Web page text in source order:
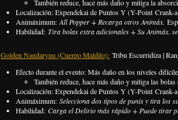
​También reduce, hace más daño y mitiga la
Localización: Expendekai de Puntos Y (Y-Point Crank-
Animáximum:All Popper + Recarga otros Animáx.
Habilidad: Tira bolas extra adicionales + Su Animáx.
Golden Nandaryuu (Cuerpo Maldito): Tribu Escurridiza |
Efecto durante el evento:Más daño en los niveles
​También reduce, hace más daño y mitiga las
Localización: Expendekai de Puntos Y (Y-Point Crank-
Animáximum: Selecciona dos tipos de punis y tira los
Habilidad: Carga el Delirio más rápido + Puede tirar